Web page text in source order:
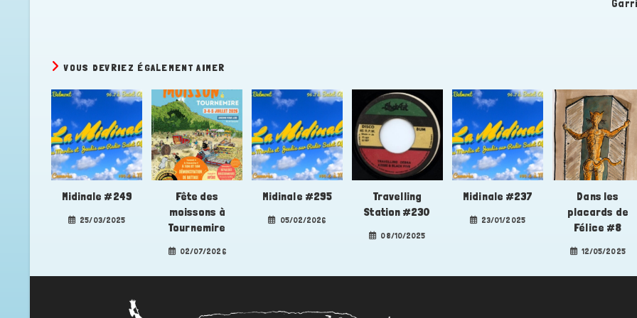
VOUS DEVRIEZ ÉGALEMENT AIMER
Midinale #249
25/03/2025
Fête des
moissons à
Tournemire
02/07/2026
Midinale #295
05/02/2026
Travelling
Station #230
08/10/2025
Midinale #237
23/01/2025
Dans les
placards de
Félice #8
12/05/2025